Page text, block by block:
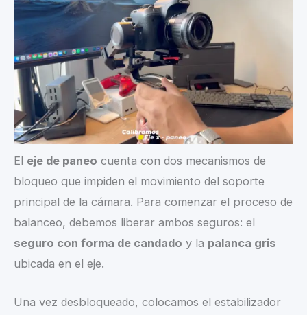
El eje de paneo cuenta con dos mecanismos de
bloqueo que impiden el movimiento del soporte
principal de la cámara. Para comenzar el proceso de
balanceo, debemos liberar ambos seguros: el
seguro con forma de candado y la palanca gris
ubicada en el eje.
Una vez desbloqueado, colocamos el estabilizador